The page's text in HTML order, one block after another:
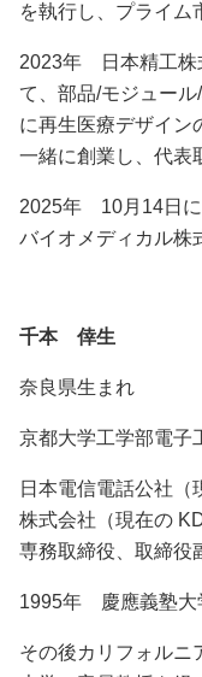
を執行し、プライム
2023年 日本精工株
て、部品/モジュー
に再生医療デザイン
一緒に創業し、代表
2025年 10月14日に
バイオメディカル株
千本 倖生
奈良県生まれ
京都大学工学部電子
日本電信電話公社（
株式会社（現在の
専務取締役、取締役
1995年 慶應義塾大
その後カリフォルニ